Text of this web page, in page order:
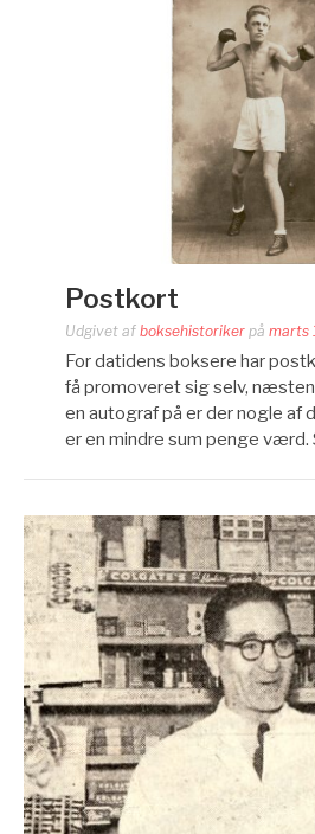
Postkort
Udgivet af boksehistoriker på marts
For datidens boksere har
få promoveret sig selv,
en autograf på er der nogle af
er en mindre sum penge